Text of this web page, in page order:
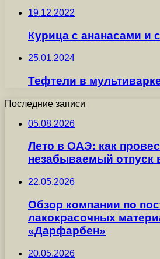
19.12.2022
Курица с ананасами и
25.01.2024
Тефтели в
Последние записи
05.08.2026
Лето в ОАЭ: как
незабываемый отпуск
22.05.2026
Обзор компании по
лакокрасочных
«Дарфарбен»
20.05.2026